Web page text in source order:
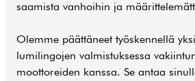
saamista vanhoihin ja
Olemme päättäneet työskennellä
lumilingojen valmistuksessa
moottoreiden kanssa. Se antaa